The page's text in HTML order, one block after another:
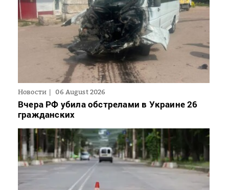
Новости 06 August 2026
Вчера РФ убила обстрелами в Украине 26
гражданских